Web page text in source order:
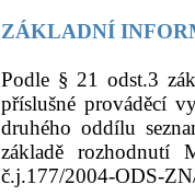
ZÁKLADNÍ
Podle § 21 odst.3
příslušné prováděcí
druhého oddílu
základě rozhodnutí
č.j.177/2004-ODS-